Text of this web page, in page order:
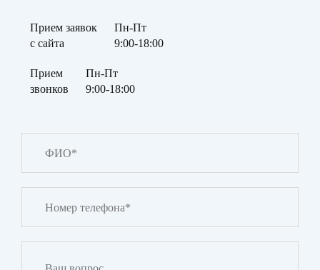
Прием заявок
с сайта
Пн-Пт
9:00-18:00
Прием
звонков
Пн-Пт
9:00-18:00